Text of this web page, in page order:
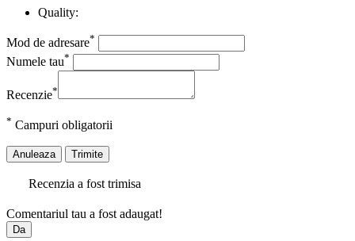
Quality:
Mod de adresare*
Numele tau*
Recenzie*
* Campuri obligatorii
Anuleaza Trimite
Recenzia a fost trimisa
Comentariul tau a fost adaugat!
Da